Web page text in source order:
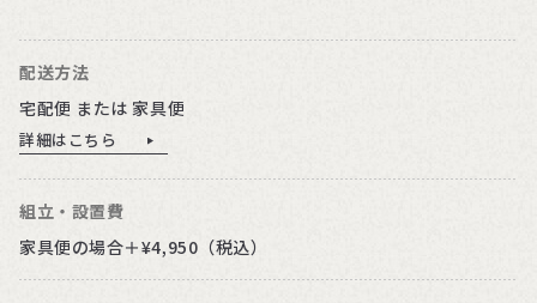
配送方法
宅配便 または 家具便
詳細はこちら
組立・設置費
家具便の場合＋¥4,950（税込）